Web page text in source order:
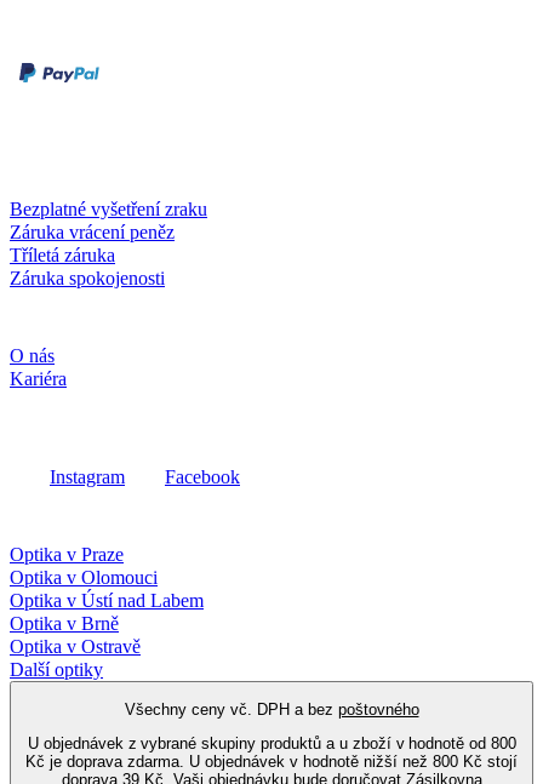
Bezplatné vyšetření zraku
Záruka vrácení peněz
Tříletá záruka
Záruka spokojenosti
O nás
Kariéra
Instagram Facebook
Optika v Praze
Optika v Olomouci
Optika v Ústí nad Labem
Optika v Brně
Optika v Ostravě
Další optiky
Všechny ceny vč. DPH a bez poštovného
U objednávek z vybrané skupiny produktů a u zboží v hodnotě od 800
Kč je doprava zdarma. U objednávek v hodnotě nižší než 800 Kč stojí
doprava 39 Kč. Vaši objednávku bude doručovat Zásilkovna